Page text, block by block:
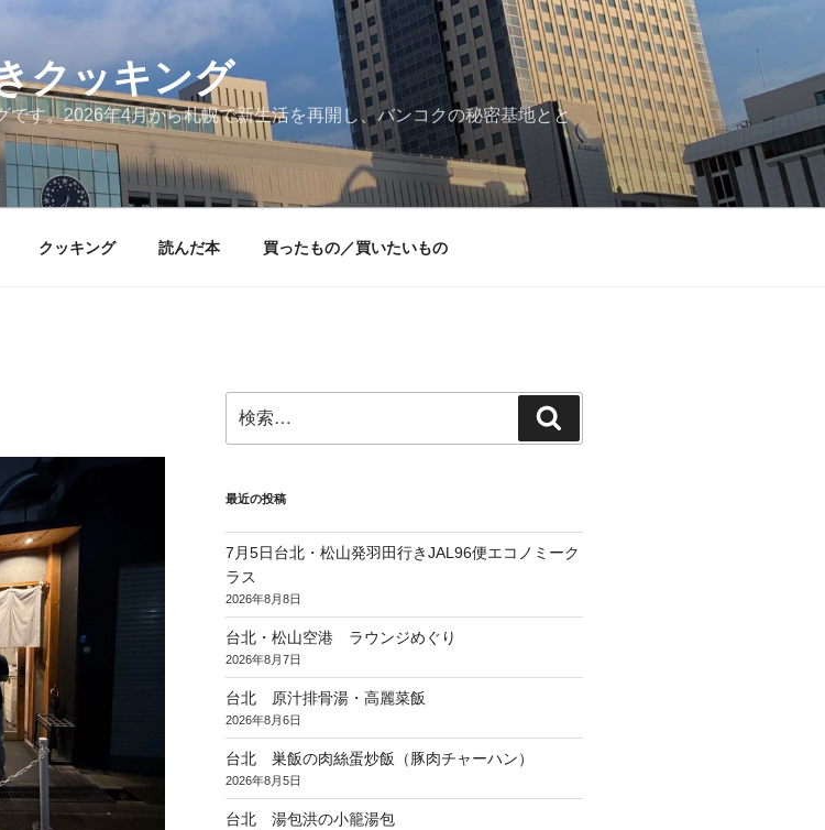
クッキング
す。2026年4月から札幌で新生活を再開し、バンコクの秘密基地とと
クッキング 読んだ本 買ったもの／買いたいもの
索:
索
最近の投稿
7月5日台北・松山発羽田行きJAL96便エコノミーク
ラス
2026年8月8日
台北・松山空港 ラウンジめぐり
2026年8月7日
台北 原汁排骨湯・高麗菜飯
2026年8月6日
台北 巣飯の肉絲蛋炒飯（豚肉チャーハン）
2026年8月5日
台北 湯包洪の小籠湯包